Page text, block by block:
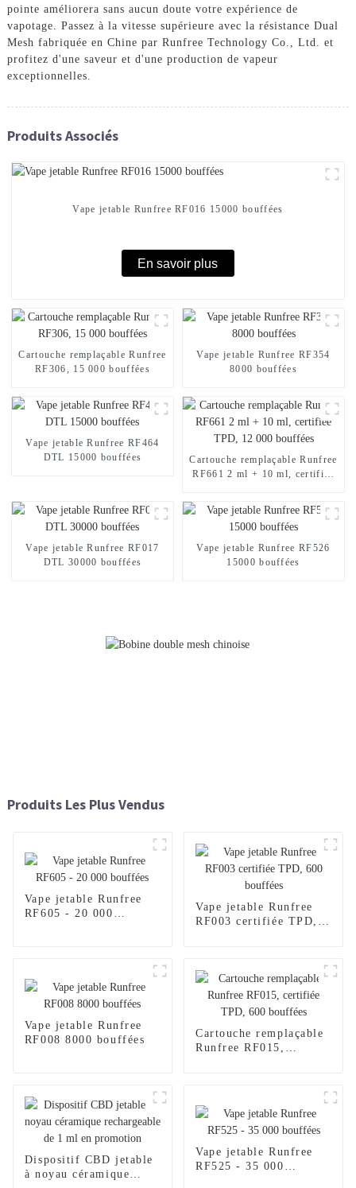
pointe améliorera sans aucun doute votre expérience de
vapotage. Passez à la vitesse supérieure avec la résistance Dual
Mesh fabriquée en Chine par Runfree Technology Co., Ltd. et
profitez d'une saveur et d'une production de vapeur
exceptionnelles.
Produits Associés
Vape jetable Runfree RF016 15000 bouffées
En savoir plus
Cartouche remplaçable Runfree
RF306, 15 000 bouffées
Vape jetable Runfree RF354
8000 bouffées
Vape jetable Runfree RF464
DTL 15000 bouffées
Cartouche remplaçable Runfree
RF661 2 ml + 10 ml, certifiée
Vape jetable Runfree RF017
DTL 30000 bouffées
Vape jetable Runfree RF526
15000 bouffées
Produits Les Plus Vendus
Vape jetable Runfree
RF605 - 20 000
Vape jetable Runfree
RF003 certifiée TPD,
Vape jetable Runfree
RF008 8000 bouffées
Cartouche remplaçable
Runfree RF015,
Dispositif CBD jetable
à noyau céramique
Vape jetable Runfree
RF525 - 35 000